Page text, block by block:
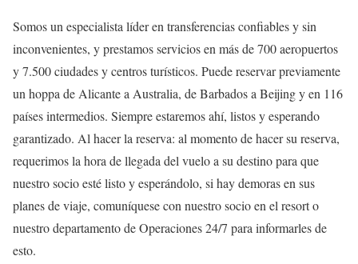
Somos un especialista líder en transferencias confiables y sin
inconvenientes, y prestamos servicios en más de 700 aeropuertos
y 7.500 ciudades y centros turísticos. Puede reservar previamente
un hoppa de Alicante a Australia, de Barbados a Beijing y en 116
países intermedios. Siempre estaremos ahí, listos y esperando
garantizado. Al hacer la reserva: al momento de hacer su reserva,
requerimos la hora de llegada del vuelo a su destino para que
nuestro socio esté listo y esperándolo, si hay demoras en sus
planes de viaje, comuníquese con nuestro socio en el resort o
nuestro departamento de Operaciones 24/7 para informarles de
esto.